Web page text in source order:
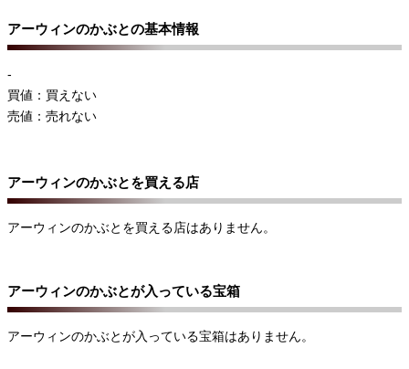
アーウィンのかぶとの基本情報
-
買値：買えない
売値：売れない
アーウィンのかぶとを買える店
アーウィンのかぶとを買える店はありません。
アーウィンのかぶとが入っている宝箱
アーウィンのかぶとが入っている宝箱はありません。